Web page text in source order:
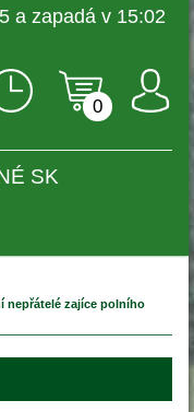
a zapadá v 15:02
0
SK
nepřátelé zajíce polního